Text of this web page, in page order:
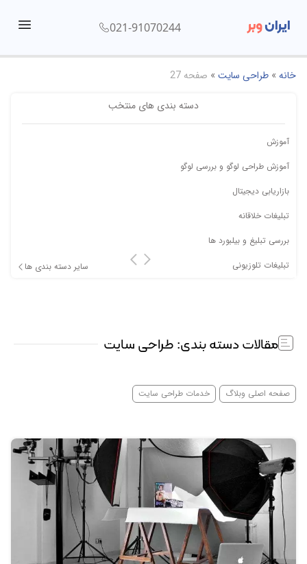
ایرانوبر 021-91070244
خانه» طراحی سایت» صفحه 27
دسته بندی های منتخب
آموزش
آموزش طراحی لوگو و بررسی لوگو
بازاریابی دیجیتال
تبلیغات خلاقانه
بررسی تبلیغ و بیلبورد ها
تبلیغات تلوزیونی
سایر دسته بندی ها
مقالات دسته بندی: طراحی سایت
صفحه اصلی وبلاگ خدمات طراحی سایت